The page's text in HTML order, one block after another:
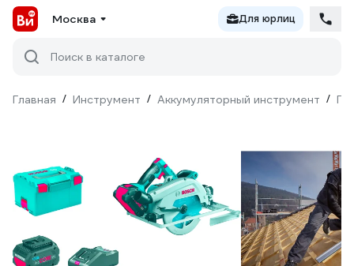
Москва Для юрлиц
Поиск в каталоге
Главная / Инструмент / Аккумуляторный инструмент /